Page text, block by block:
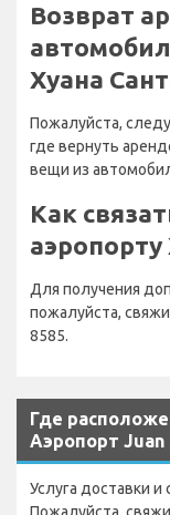
Возврат
Хуана
Пожалуйста,
где вернуть
вещи из
Как
Для получения
пожалуйста,
8585.
Где
Аэропорт Juan
Услуга доставки
Пожалуйста,